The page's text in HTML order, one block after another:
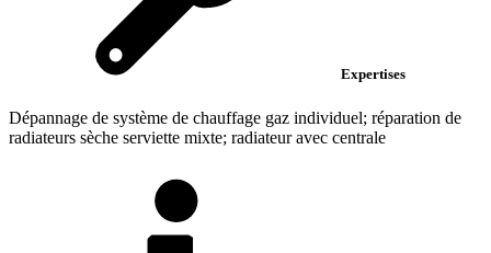
Expertises
Dépannage de système de chauffage gaz individuel; réparation de
radiateurs sèche serviette mixte; radiateur avec centrale